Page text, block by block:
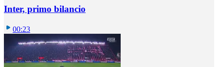
Inter, primo bilancio
00:23